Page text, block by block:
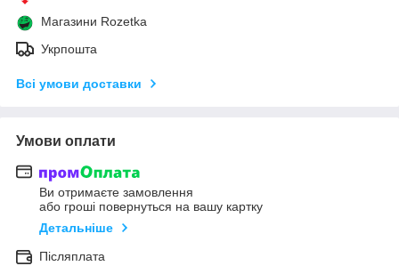
Магазини Rozetka
Укрпошта
Всі умови доставки
Умови оплати
Ви отримаєте замовлення
або гроші повернуться на вашу картку
Детальніше
Післяплата